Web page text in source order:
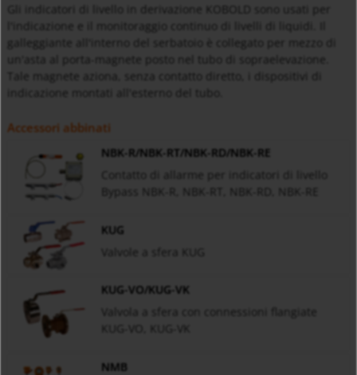
Gli indicatori di livello in derivazione KOBOLD sono usati per
l'indicazione e il monitoraggio continuo di livelli di liquidi. Il
galleggiante all'interno del serbatoio è collegato per mezzo di
un'asta al porta-magnete posto nel tubo di sopraelevazione.
Tale magnete aziona, senza contatto diretto, i dispositivi di
Accessori abbinati
NBK-R/NBK-RT/NBK-RD/NBK-RE
Contatto di allarme per indicatori di livello
Bypass NBK-R, NBK-RT, NBK-RD, NBK-RE
KUG
Valvole a sfera KUG
KUG-VO/KUG-VK
Valvola a sfera con connessioni flangiate
KUG-VO, KUG-VK
NMB